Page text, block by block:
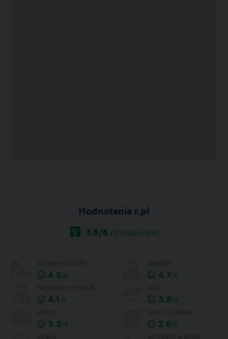
Hodnotenie r.pl
3.8/6 (17 hodnocení)
4.5/6 4.7/6
4.1 /6 3.8/6
3.3/6 2.6/6